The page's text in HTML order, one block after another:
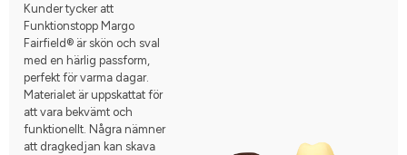
Kunder tycker att
Funktionstopp Margo
Fairfield® är skön och sval
med en härlig passform,
perfekt för varma dagar.
Materialet är uppskattat för
att vara bekvämt och
funktionellt. Några nämner
att dragkedjan kan skava